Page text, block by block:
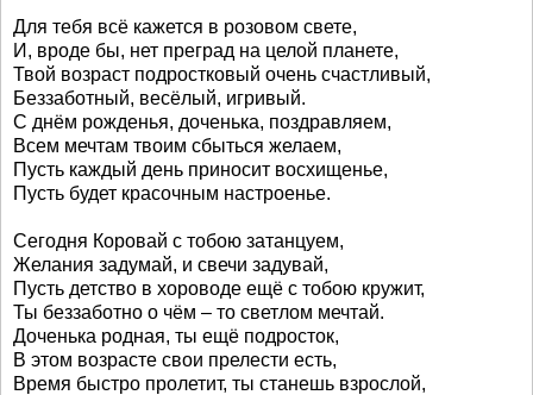
Для тебя всё кажется в розовом свете,
И, вроде бы, нет преград на целой планете,
Твой возраст подростковый очень счастливый,
Беззаботный, весёлый, игривый.
С днём рожденья, доченька, поздравляем,
Всем мечтам твоим сбыться желаем,
Пусть каждый день приносит восхищенье,
Пусть будет красочным настроенье.
Сегодня Коровай с тобою затанцуем,
Желания задумай, и свечи задувай,
Пусть детство в хороводе ещё с тобою кружит,
Ты беззаботно о чём – то светлом мечтай.
Доченька родная, ты ещё подросток,
В этом возрасте свои прелести есть,
Время быстро пролетит, ты станешь взрослой,